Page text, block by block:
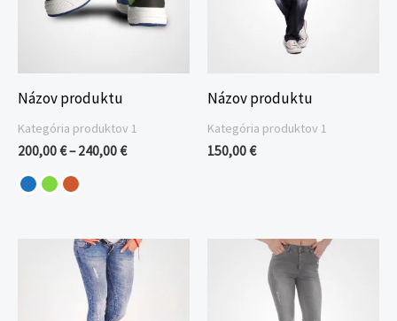
Názov produktu
Kategória produktov 1
200,00€– 240,00€
Názov produktu
Kategória produktov 1
150,00€